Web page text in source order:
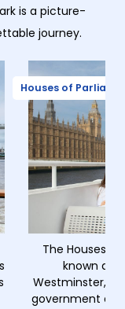
is a picture-
journey.
Houses of
The Houses
known as
Westminster, is
government